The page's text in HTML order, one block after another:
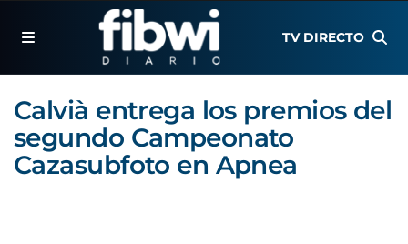
TV DIRECTO
Calvià entrega los premios del
segundo Campeonato
Cazasubfoto en Apnea